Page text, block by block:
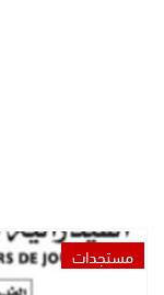
مستجدات